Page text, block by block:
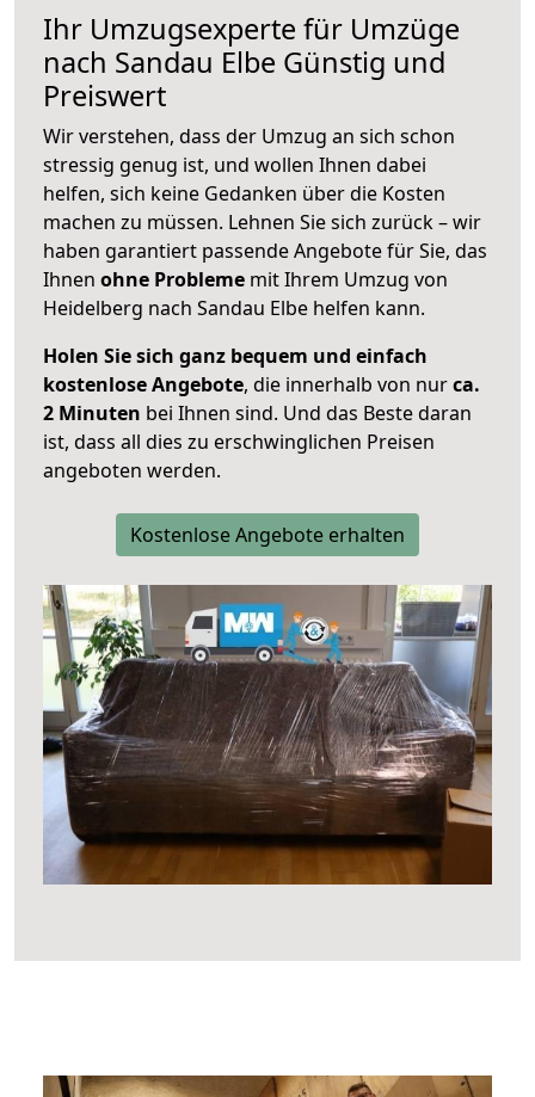
Ihr Umzugsexperte für Umzüge
nach Sandau Elbe Günstig und
Preiswert
Wir verstehen, dass der Umzug an sich schon
stressig genug ist, und wollen Ihnen dabei
helfen, sich keine Gedanken über die Kosten
machen zu müssen. Lehnen Sie sich zurück – wir
haben garantiert passende Angebote für Sie, das
Ihnen ohne Probleme mit Ihrem Umzug von
Heidelberg nach Sandau Elbe helfen kann.
Holen Sie sich ganz bequem und einfach
kostenlose Angebote, die innerhalb von nurca.
2 Minuten bei Ihnen sind. Und das Beste daran
ist, dass all dies zu erschwinglichen Preisen
angeboten werden.
Kostenlose Angebote erhalten